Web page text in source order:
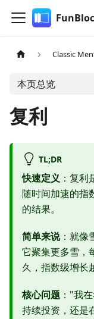
Classic
本页总览
复利
TL;DR
快速定义 ：复
随时间加速的
的结果。
简单来说：就像
它聚集更多雪，
久，指数级增长
核心问题 ："我
持续投资，还是